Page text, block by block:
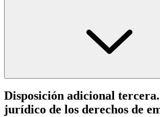
Disposición adicional
jurídico de los derechos de